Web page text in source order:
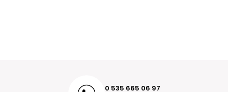
0 535 665 06 97